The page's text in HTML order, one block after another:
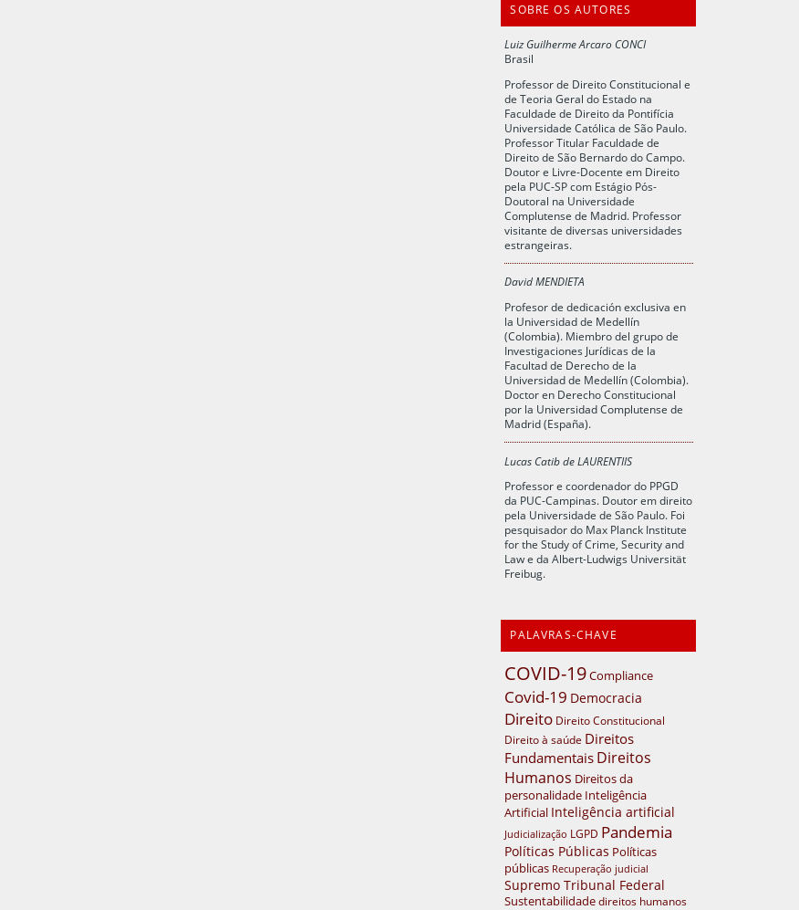
SOBRE OS AUTORES
Luiz Guilherme Arcaro CONCI
Brasil
Professor de Direito Constitucional e
de Teoria Geral do Estado na
Faculdade de Direito da Pontifícia
Universidade Católica de São Paulo.
Professor Titular Faculdade de
Direito de São Bernardo do Campo.
Doutor e Livre-Docente em Direito
pela PUC-SP com Estágio Pós-
Doutoral na Universidade
Complutense de Madrid. Professor
visitante de diversas universidades
estrangeiras.
David MENDIETA
Profesor de dedicación exclusiva en
la Universidad de Medellín
(Colombia). Miembro del grupo de
Investigaciones Jurídicas de la
Facultad de Derecho de la
Universidad de Medellín (Colombia).
Doctor en Derecho Constitucional
por la Universidad Complutense de
Madrid (España).
Lucas Catib de LAURENTIIS
Professor e coordenador do PPGD
da PUC-Campinas. Doutor em direito
pela Universidade de São Paulo. Foi
pesquisador do Max Planck Institute
for the Study of Crime, Security and
Law e da Albert-Ludwigs Universität
Freibug.
PALAVRAS-CHAVE
COVID-19Compliance
Covid-19 Democracia
Direito Direito Constitucional
Direito à saúde Direitos
Fundamentais Direitos
Humanos Direitos da
personalidade Inteligência
Artificial Inteligência artificial
Judicialização LGPD Pandemia
Políticas Públicas Políticas
públicas Recuperação judicial
Supremo Tribunal Federal
Sustentabilidade direitos humanos